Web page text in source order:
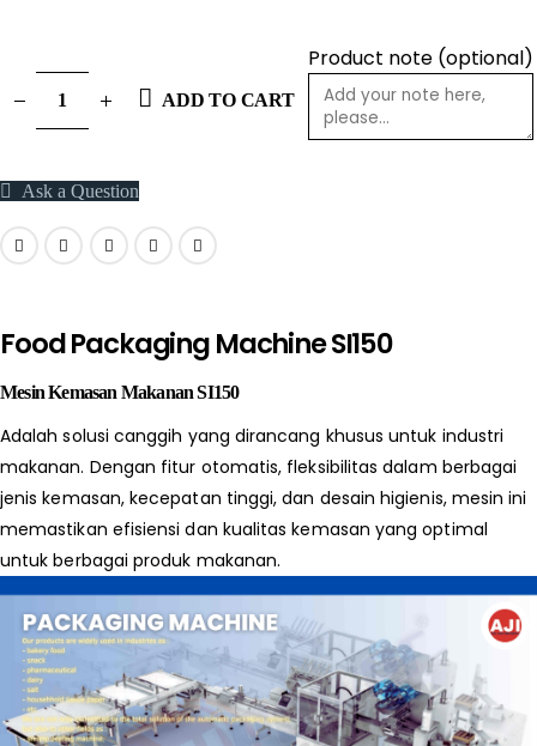
ADD TO CART
Product note (optional)
Ask a Question
Food Packaging Machine SI150
Mesin Kemasan Makanan SI150
Adalah solusi canggih yang dirancang khusus untuk industri
makanan. Dengan fitur otomatis, fleksibilitas dalam berbagai
jenis kemasan, kecepatan tinggi, dan desain higienis, mesin ini
memastikan efisiensi dan kualitas kemasan yang optimal
untuk berbagai produk makanan.